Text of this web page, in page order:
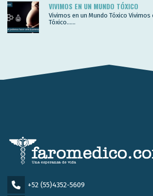
VIVIMOS EN UN MUNDO TÓXICO
Vivimos en un Mundo Tóxico Vivimos
Tóxico…...
+52 (55)4352-5609